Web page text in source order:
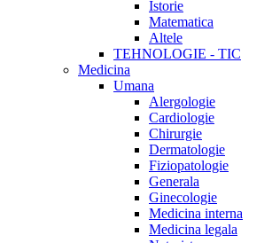
Istorie
Matematica
Altele
TEHNOLOGIE - TIC
Medicina
Umana
Alergologie
Cardiologie
Chirurgie
Dermatologie
Fiziopatologie
Generala
Ginecologie
Medicina interna
Medicina legala